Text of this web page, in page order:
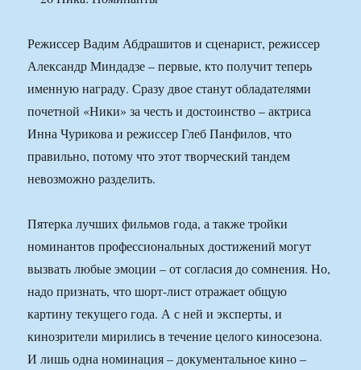
Режиссер Вадим Абдрашитов и сценарист, режиссер
Александр Миндадзе – первые, кто получит теперь
именную награду. Сразу двое станут обладателями
почетной «Ники» за честь и достоинство – актриса
Инна Чурикова и режиссер Глеб Панфилов, что
правильно, потому что этот творческий тандем
невозможно разделить.
Пятерка лучших фильмов года, а также тройки
номинантов профессиональных достижений могут
вызвать любые эмоции – от согласия до сомнения. Но,
надо признать, что шорт-лист отражает общую
картину текущего года. А с ней и эксперты, и
кинозрители мирились в течение целого киносезона.
И лишь одна номинация – документальное кино –